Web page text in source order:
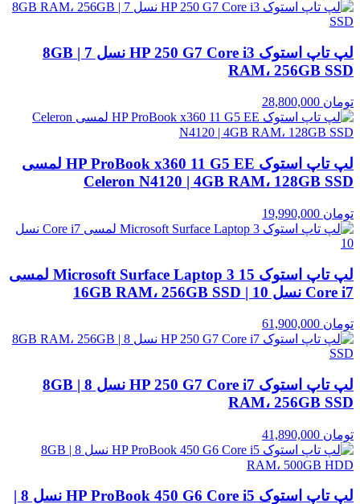
لپ تاپ استوک HP 250 G7 Core i3 نسل 7 | 8GB
RAM، 256GB SSD
تومان
لپ تاپ استوک HP ProBook x360 11 G5 EE لمسی
Celeron N4120 | 4GB RAM، 128GB SSD
تومان
لپ تاپ استوک Microsoft Surface Laptop 3 15 لمسی
Core i7 نسل 10 | 16GB RAM، 256GB SSD
تومان
لپ تاپ استوک HP 250 G7 Core i7 نسل 8 | 8GB
RAM، 256GB SSD
تومان
لپ تاپ استوک HP ProBook 450 G6 Core i5 نسل 8 |